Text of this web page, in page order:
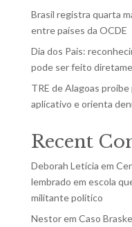
Brasil registra quarta
entre países da OCDE
Dia dos Pais:
pode ser feito
TRE de Alagoas
aplicativo e orienta
Recent
Deborah Letícia em
lembrado em escola
militante político
Nestorem Caso